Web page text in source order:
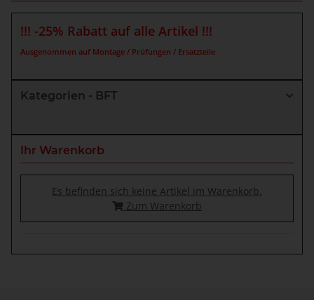
!!! -25% Rabatt auf alle Artikel !!!
Ausgenommen auf Montage / Prüfungen / Ersatzteile
Kategorien - BFT
Ihr Warenkorb
Es befinden sich keine Artikel im Warenkorb.
Zum Warenkorb